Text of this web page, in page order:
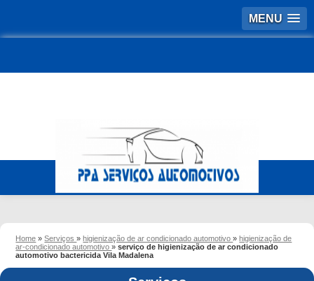
MENU
Home »Serviços»higienização de ar condicionado automotivo»higienização de
ar-condicionado automotivo»serviço de higienização de ar condicionado
automotivo bactericida Vila Madalena